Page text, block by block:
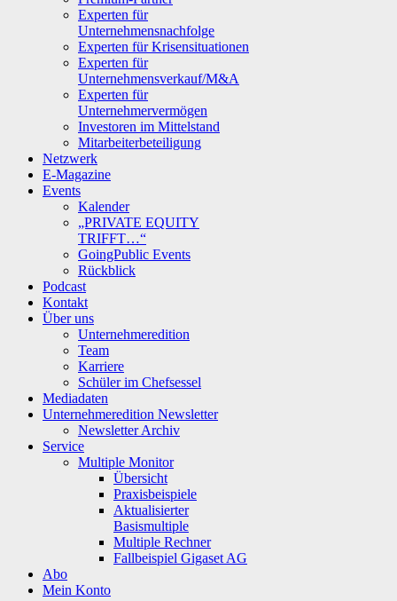
Experten für
Unternehmensnachfolge
Experten für Krisensituationen
Experten für
Unternehmensverkauf/M&A
Experten für
Unternehmervermögen
Investoren im Mittelstand
Mitarbeiterbeteiligung
Netzwerk
E-Magazine
Events
Kalender
„PRIVATE EQUITY
TRIFFT…“
GoingPublic Events
Rückblick
Podcast
Kontakt
Über uns
Unternehmeredition
Team
Karriere
Schüler im Chefsessel
Mediadaten
Unternehmeredition Newsletter
Newsletter Archiv
Service
Multiple Monitor
Übersicht
Praxisbeispiele
Aktualisierter
Basismultiple
Multiple Rechner
Fallbeispiel Gigaset AG
Abo
Mein Konto